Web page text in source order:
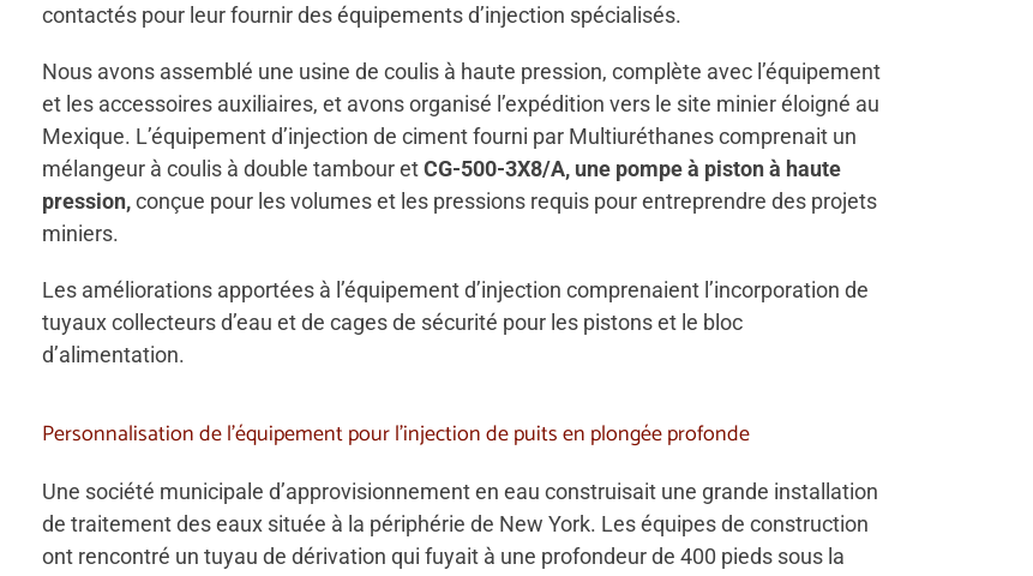
contactés pour leur fournir des équipements d’injection spécialisés.
Nous avons assemblé une usine de coulis à haute pression, complète avec l’équipement
et les accessoires auxiliaires, et avons organisé l’expédition vers le site minier éloigné au
Mexique. L’équipement d’injection de ciment fourni par Multiuréthanes comprenait un
mélangeur à coulis à double tambour etCG-500-3X8/A, une pompe à piston à haute
pression,conçue pour les volumes et les pressions requis pour entreprendre des projets
miniers.
Les améliorations apportées à l’équipement d’injection comprenaient l’incorporation de
tuyaux collecteurs d’eau et de cages de sécurité pour les pistons et le bloc
d’alimentation.
Personnalisation de l’équipement pour l’injection de puits en plongée profonde
Une société municipale d’approvisionnement en eau construisait une grande installation
de traitement des eaux située à la périphérie de New York. Les équipes de construction
ont rencontré un tuyau de dérivation qui fuyait à une profondeur de 400 pieds sous la